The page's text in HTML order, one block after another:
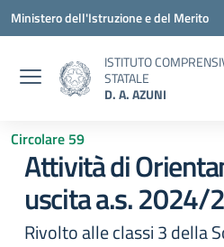
Vai ai contenuti
Vai al menu di navigazione
Vai al footer
Ministero dell'Istruzione e del Merito
ISTITUTO
STATALE
D. A. AZUNI
Circolare 59
Attività di
uscita a.s. 2024/
Rivolto alle classi 3 della